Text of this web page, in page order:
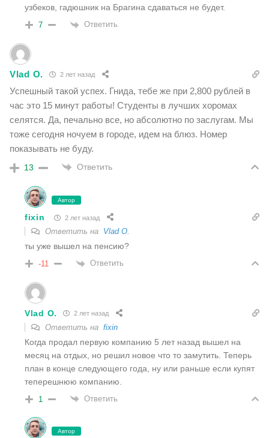
узбеков, гадюшник на Брагина сдаваться не будет.
7 Ответить
Vlad O. 2 лет назад
Успешный такой успех. Гнида, тебе же при 2,800 рублей в
час это 15 минут работы! Студенты в лучших хоромах
селятся. Да, печально все, но абсолютно по заслугам. Мы
тоже сегодня ночуем в городе, идем на блюз. Номер
показывать не буду.
13 Ответить
Автор
fixin 2 лет назад
Ответить на Vlad O.
ты уже вышел на пенсию?
-11 Ответить
Vlad O. 2 лет назад
Ответить на fixin
Когда продал первую компанию 5 лет назад вышел на
месяц на отдых, но решил новое что то замутить. Теперь
план в конце следующего года, ну или раньше если купят
теперешнюю компанию.
1 Ответить
Автор